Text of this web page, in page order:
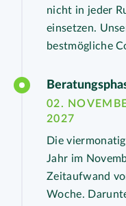
nicht in jeder
einsetzen.
bestmögliche
02.
2027
Die
Jahr im
Zeitaufwand
Woche.